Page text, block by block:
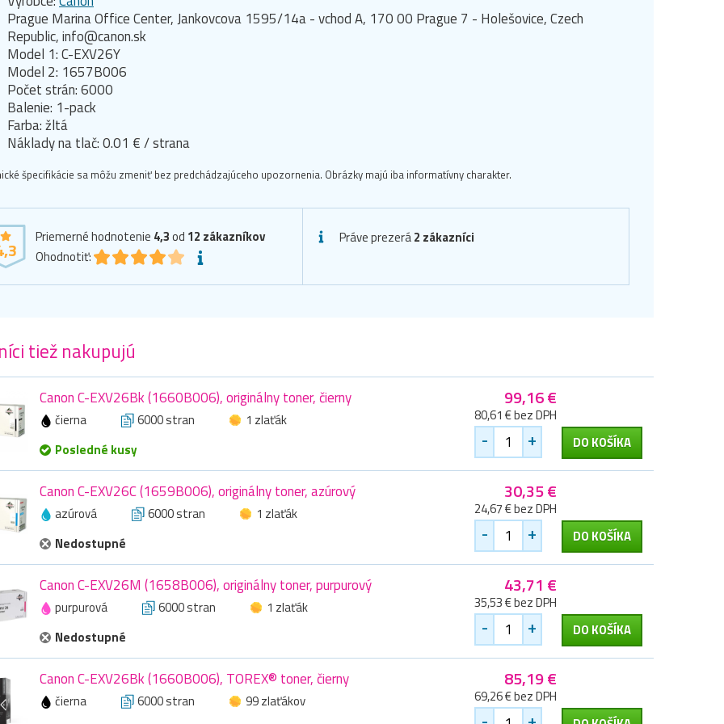
Prague Marina Office Center, Jankovcova 1595/14a - vchod A, 170 00 Prague 7 - Holešovice, Czech
Republic, info@canon.sk
Model 1: C-EXV26Y
Model 2: 1657B006
Počet strán: 6000
Balenie: 1-pack
Farba: žltá
Náklady na tlač: 0.01 € / strana
špecifikácie sa môžu zmeniť bez predchádzajúceho upozornenia. Obrázky majú iba informatívny charakter.
Priemerné hodnotenie 4,3od 12 zákazníkov
Ohodnotiť:
Práve prezerá2 zákazníci
tiež nakupujú
Canon C-EXV26Bk (1660B006), originálny toner, čierny
čierna 6000 stran
1 zlaťák
Posledné kusy
99,16 €
80,61 € bez DPH
- + DO KOŠÍKA
Canon C-EXV26C (1659B006), originálny toner, azúrový
azúrová 6000 stran
1 zlaťák
Nedostupné
30,35 €
24,67 € bez DPH
- + DO KOŠÍKA
Canon C-EXV26M (1658B006), originálny toner, purpurový
purpurová 6000 stran
1 zlaťák
Nedostupné
43,71 €
35,53 € bez DPH
- + DO KOŠÍKA
Canon C-EXV26Bk (1660B006), TOREX® toner, čierny
čierna 6000 stran
99 zlaťákov
85,19 €
69,26 € bez DPH